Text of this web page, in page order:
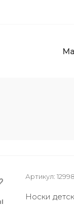
Артикул: 12998
Носки